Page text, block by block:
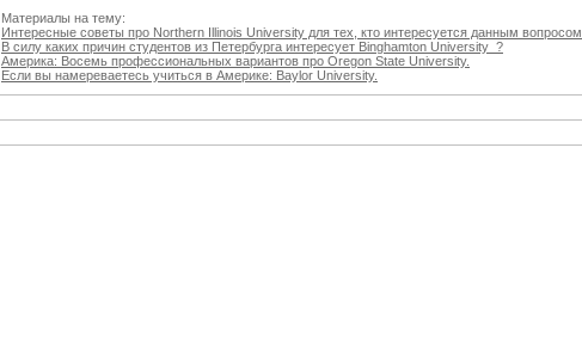
Материалы на тему:
Интересные советы про Northern Illinois University для тех, кто интересуется данным вопросом.
В силу каких причин студентов из Петербурга интересует Binghamton University ?
Америка: Восемь профессиональных вариантов про Oregon State University.
Если вы намереваетесь учиться в Америке: Baylor University.